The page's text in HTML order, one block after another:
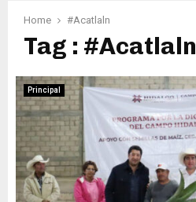
Home #Acatlaln
Tag : #Acatlaln
Principal